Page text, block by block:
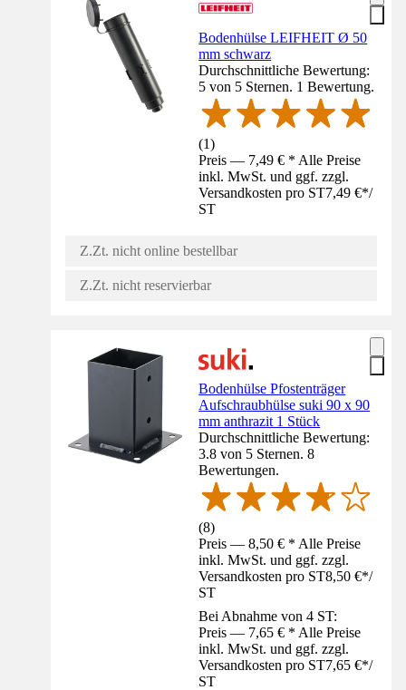
Bodenhülse LEIFHEIT Ø 50
mm schwarz
Durchschnittliche Bewertung:
5 von 5 Sternen. 1 Bewertung.
(1)
Preis — 7,49 € * Alle Preise
inkl. MwSt. und ggf. zzgl.
Versandkosten pro ST7,49 €*/
ST
Z.Zt. nicht online bestellbar
Z.Zt. nicht reservierbar
Bodenhülse Pfostenträger
Aufschraubhülse suki 90 x 90
mm anthrazit 1 Stück
Durchschnittliche Bewertung:
3.8 von 5 Sternen. 8
Bewertungen.
(8)
Preis — 8,50 € * Alle Preise
inkl. MwSt. und ggf. zzgl.
Versandkosten pro ST8,50 €*/
ST
Bei Abnahme von 4 ST:
Preis — 7,65 € * Alle Preise
inkl. MwSt. und ggf. zzgl.
Versandkosten pro ST7,65 €*/
ST